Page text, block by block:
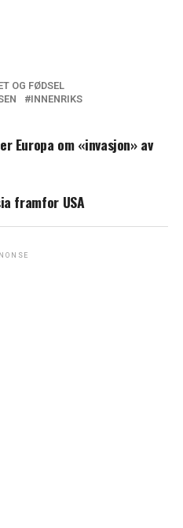
OG FØDSEL
INNENRIKS
Europa om «invasjon» av
framfor USA